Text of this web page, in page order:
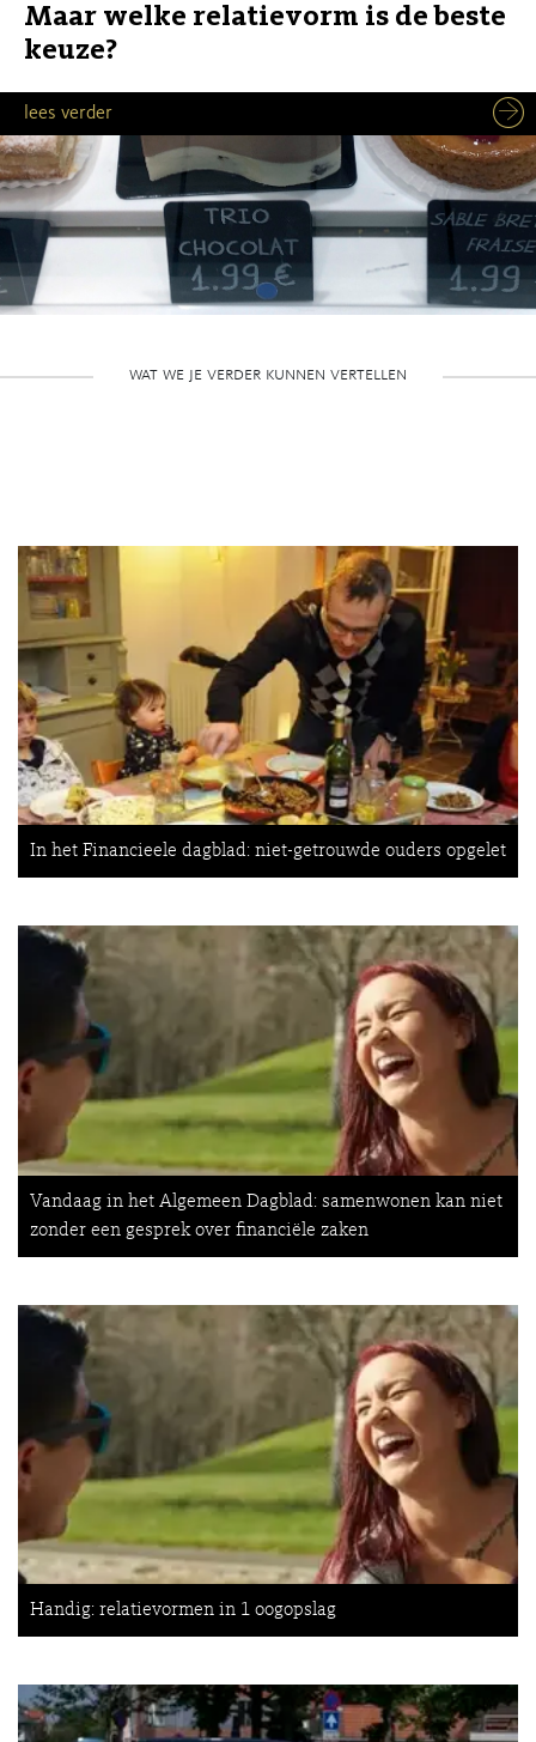
Maar welke relatievorm is de beste
keuze?
lees verder
wat we je verder kunnen vertellen
In het Financieele dagblad: niet-getrouwde ouders opgelet
Vandaag in het Algemeen Dagblad: samenwonen kan niet
zonder een gesprek over financiële zaken
Handig: relatievormen in 1 oogopslag